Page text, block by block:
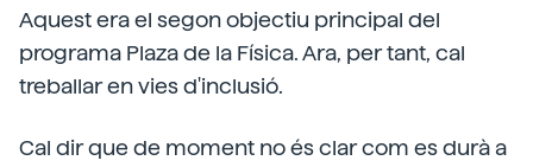
Aquest era el segon objectiu principal del
programa Plaza de la Física. Ara, per tant, cal
treballar en vies d'inclusió.
Cal dir que de moment no és clar com es durà a